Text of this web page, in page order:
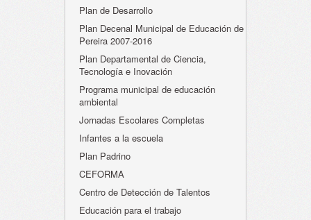
Plan de Desarrollo
Plan Decenal Municipal de Educación de
Pereira 2007-2016
Plan Departamental de Ciencia,
Tecnología e Inovación
Programa municipal de educación
ambiental
Jornadas Escolares Completas
Infantes a la escuela
Plan Padrino
CEFORMA
Centro de Detección de Talentos
Educación para el trabajo